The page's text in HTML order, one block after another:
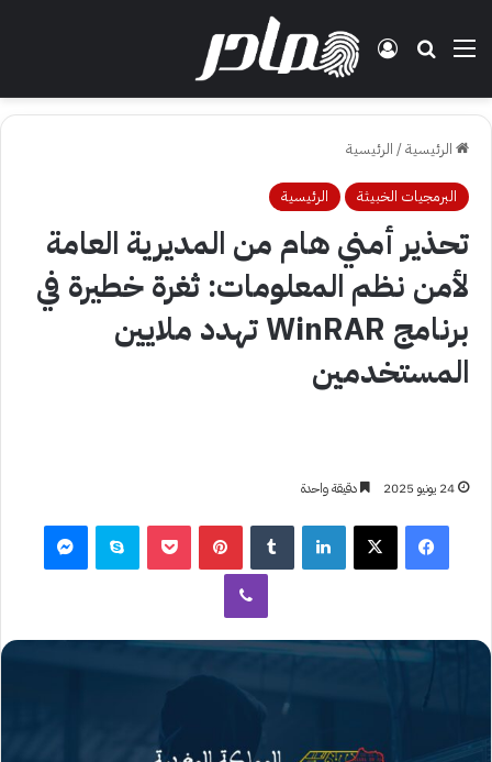
القائمة بحث عنتسجيل الدخول
الرئيسية/ الرئيسية
البرمجيات الخبيثة الرئيسية
تحذير أمني هام من المديرية العامة
لأمن نظم المعلومات: ثغرة خطيرة في
برنامج WinRAR تهدد ملايين
المستخدمين
24 يونيو 2025 دقيقة واحدة
فيسبوك‫X لينكدإن ‏Tumblr بينتيريست‫Pocket سكايب ماسنجر
ڤايبر